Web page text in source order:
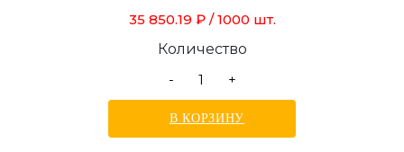
35 850.19 ₽ / 1000 шт.
Количество
-
+
В КОРЗИНУ